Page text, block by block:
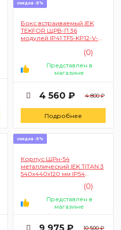
скидка -5%
Бокс встраиваемый IEK
TEKFOR ЩРВ-П 36
модулей IP41 TF5-KP12-V-
прозрачной дверью 3
(0)
Представлен в
магазине
4 560 ₽ 4 800 ₽
Подробнее
скидка -5%
Корпус ЩРн-54
металлический IEK TITAN 3
540х440х120 мм IP54
(0)
Представлен в
магазине
10 500 ₽